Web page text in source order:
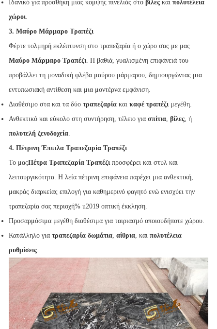
Ιδανικό για προσθήκη μιας κομψής πινελιάς στο βίλεςκαι πολυτέλεια
χώροι.
3. Μαύρο Μάρμαρο Τραπέζι
Φέρτε τολμηρή εκλέπτυνση στο τραπεζαρία ή ο χώρο σας με μας
Μαύρο Μάρμαρο Τραπέζι. Η βαθιά, γυαλισμένη επιφάνειά του
προβάλλει τη μοναδική φλέβα μαύρου μάρμαρου, δημιουργώντας μια
εντυπωσιακή αντίθεση και μια μοντέρνα εμφάνιση.
Διαθέσιμο στα και τα δύο τραπεζαρίακαι καφέ τραπέζιμεγέθη.
Ανθεκτικό και εύκολο στη συντήρηση, τέλειο για σπίτια, βίλες, ή
πολυτελή ξενοδοχεία.
4. Πέτρινη Έπιπλα Τραπεζαρία Τραπέζι
Το μαςΠέτρα Τραπεζαρία Τραπέζιπροσφέρει και στυλ και
λειτουργικότητα. Η λεία πέτρινη επιφάνεια παρέχει μια ανθεκτική,
μακράς διαρκείας επιλογή για καθημερινό φαγητό ενώ ενισχύει την
τραπεζαρία σας περιοχή% u2019 οπτική έκκληση.
Προσαρμόσιμα μεγέθη διαθέσιμα για ταιριασμό οποιουδήποτε χώρου.
Κατάλληλο για τραπεζαρία δωμάτια, αίθρια, και πολυτέλεια
ρυθμίσεις.